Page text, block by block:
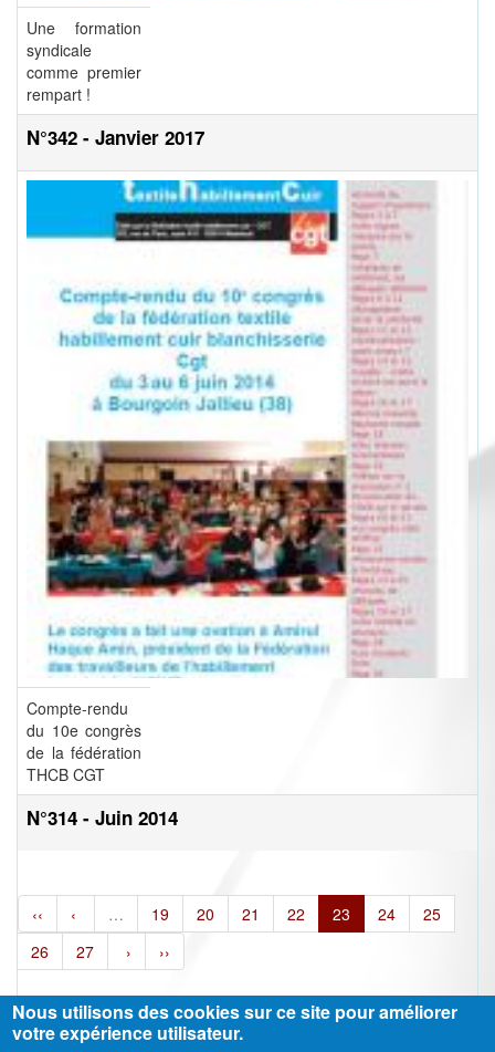
Une formation
syndicale
comme premier
rempart !
N°342 - Janvier 2017
Compte-rendu
du 10e congrès
de la fédération
THCB CGT
N°314 - Juin 2014
‹‹ ‹ … 19 20 21 22 23 24
25
26
27 › ››
Nous utilisons des cookies sur ce site pour améliorer
votre expérience utilisateur.